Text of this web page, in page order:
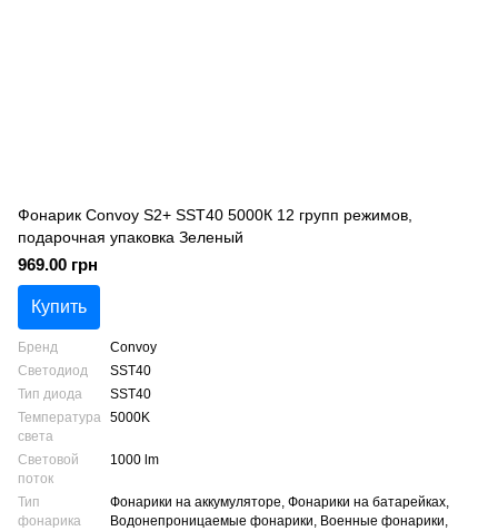
Фонарик Convoy S2+ SST40 5000К 12 групп режимов,
подарочная упаковка Зеленый
969.00 грн
Купить
Бренд
Convoy
Светодиод
SST40
Тип диода
SST40
Температура
света
5000K
Световой
поток
1000 lm
Тип
фонарика
Фонарики на аккумуляторе, Фонарики на батарейках,
Водонепроницаемые фонарики, Военные фонарики,